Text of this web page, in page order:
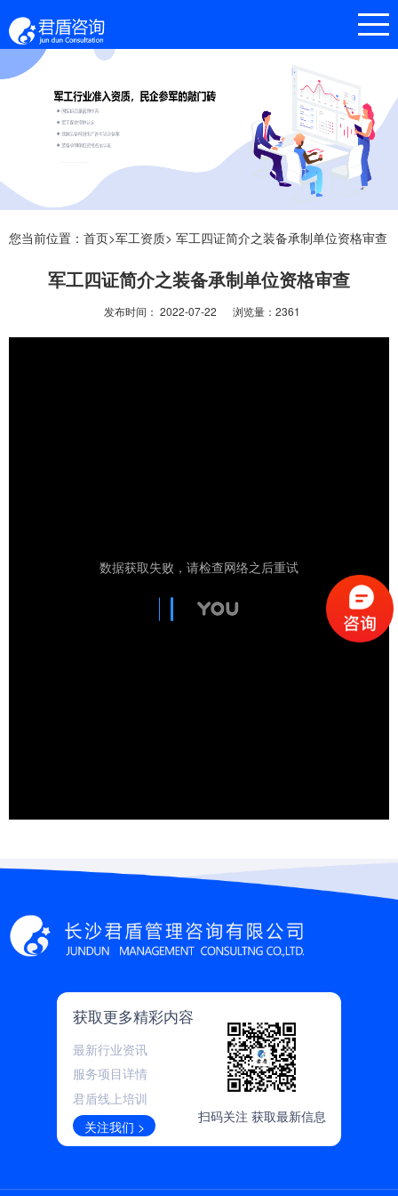
您当前位置： 首页>军工资质> 军工四证简介之装备承制单位资格审查
军工四证简介之装备承制单位资格审查
发布时间： 2022-07-22 浏览量：2361
获取更多精彩内容
最新行业资讯
服务项目详情
君盾线上培训
关注我们 >
扫码关注 获取最新信息